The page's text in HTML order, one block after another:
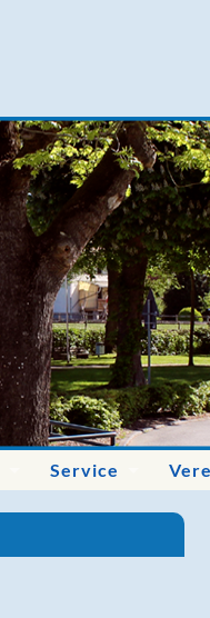
Service